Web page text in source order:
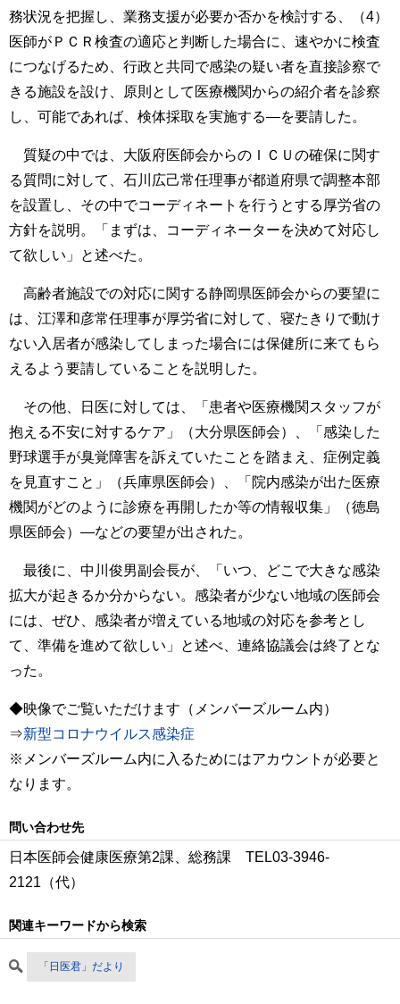
務状況を把握し、業務支援が必要か否かを検討する、（4）
医師がＰＣＲ検査の適応と判断した場合に、速やかに検査
につなげるため、行政と共同で感染の疑い者を直接診察で
きる施設を設け、原則として医療機関からの紹介者を診察
し、可能であれば、検体採取を実施する―を要請した。
質疑の中では、大阪府医師会からのＩＣＵの確保に関す
る質問に対して、石川広己常任理事が都道府県で調整本部
を設置し、その中でコーディネートを行うとする厚労省の
方針を説明。「まずは、コーディネーターを決めて対応し
て欲しい」と述べた。
高齢者施設での対応に関する静岡県医師会からの要望に
は、江澤和彦常任理事が厚労省に対して、寝たきりで動け
ない入居者が感染してしまった場合には保健所に来てもら
えるよう要請していることを説明した。
その他、日医に対しては、「患者や医療機関スタッフが
抱える不安に対するケア」（大分県医師会）、「感染した
野球選手が臭覚障害を訴えていたことを踏まえ、症例定義
を見直すこと」（兵庫県医師会）、「院内感染が出た医療
機関がどのように診療を再開したか等の情報収集」（徳島
県医師会）―などの要望が出された。
最後に、中川俊男副会長が、「いつ、どこで大きな感染
拡大が起きるか分からない。感染者が少ない地域の医師会
には、ぜひ、感染者が増えている地域の対応を参考とし
て、準備を進めて欲しい」と述べ、連絡協議会は終了とな
った。
◆映像でご覧いただけます（メンバーズルーム内）
⇒新型コロナウイルス感染症
※メンバーズルーム内に入るためにはアカウントが必要と
なります。
問い合わせ先
日本医師会健康医療第2課、総務課 TEL03‐3946-
2121（代）
関連キーワードから検索
「日医君」だより